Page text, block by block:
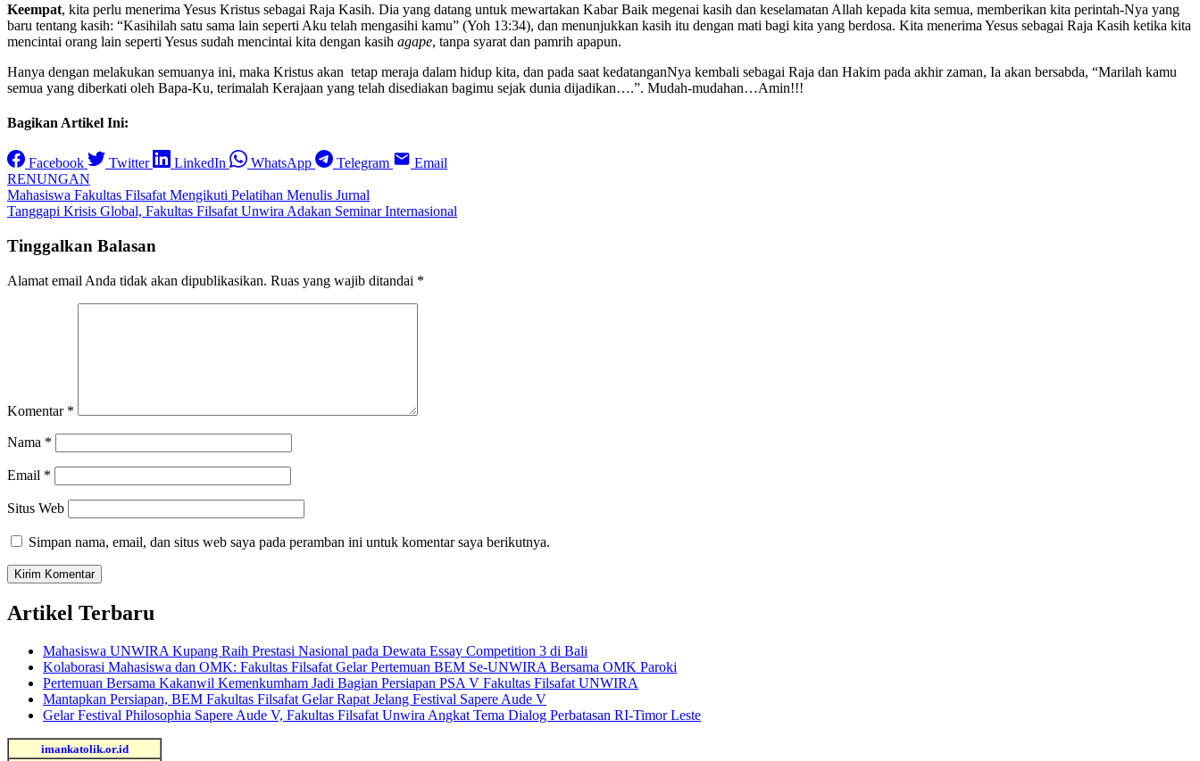
Keempat, kita perlu menerima Yesus Kristus sebagai Raja Kasih. Dia yang datang untuk mewartakan Kabar Baik megenai kasih dan keselamatan Allah kepada kita semua, memberikan kita perintah-Nya yang
baru tentang kasih: “Kasihilah satu sama lain seperti Aku telah mengasihi kamu” (Yoh 13:34), dan menunjukkan kasih itu dengan mati bagi kita yang berdosa. Kita menerima Yesus sebagai Raja Kasih ketika kita
mencintai orang lain seperti Yesus sudah mencintai kita dengan kasih agape, tanpa syarat dan pamrih apapun.
Hanya dengan melakukan semuanya ini, maka Kristus akan tetap meraja dalam hidup kita, dan pada saat kedatanganNya kembali sebagai Raja dan Hakim pada akhir zaman, Ia akan bersabda, “Marilah kamu
semua yang diberkati oleh Bapa-Ku, terimalah Kerajaan yang telah disediakan bagimu sejak dunia dijadikan….”. Mudah-mudahan…Amin!!!
Bagikan Artikel Ini:
Facebook Twitter LinkedIn WhatsApp Telegram
Email
RENUNGAN
Navigasi
pos
Mahasiswa Fakultas Filsafat Mengikuti Pelatihan Menulis Jurnal
Tanggapi Krisis Global, Fakultas Filsafat Unwira Adakan Seminar Internasional
Tinggalkan Balasan
Alamat email Anda tidak akan dipublikasikan. Ruas yang wajib ditandai *
Komentar *
Nama *
Email *
Situs Web
Simpan nama, email, dan situs web saya pada peramban ini untuk komentar saya berikutnya.
Artikel Terbaru
Mahasiswa UNWIRA Kupang Raih Prestasi Nasional pada Dewata Essay Competition 3 di Bali
Kolaborasi Mahasiswa dan OMK: Fakultas Filsafat Gelar Pertemuan BEM Se-UNWIRA Bersama OMK Paroki
Pertemuan Bersama Kakanwil Kemenkumham Jadi Bagian Persiapan PSA V Fakultas Filsafat UNWIRA
Mantapkan Persiapan, BEM Fakultas Filsafat Gelar Rapat Jelang Festival Sapere Aude V
Gelar Festival Philosophia Sapere Aude V, Fakultas Filsafat Unwira Angkat Tema Dialog Perbatasan RI-Timor Leste
imankatolik.or.id